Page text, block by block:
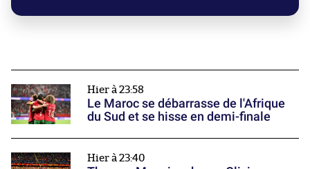
Hier à 23:58
Le Maroc se débarrasse de l'Afrique
du Sud et se hisse en demi-finale
Hier à 23:40